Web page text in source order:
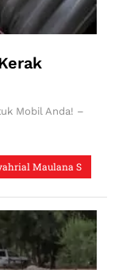
Maulana S
Mobil Anda! –